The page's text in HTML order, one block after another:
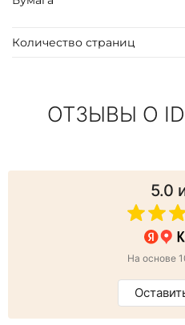
Количество страниц
ОТЗЫВЫ О
5.0
На основе